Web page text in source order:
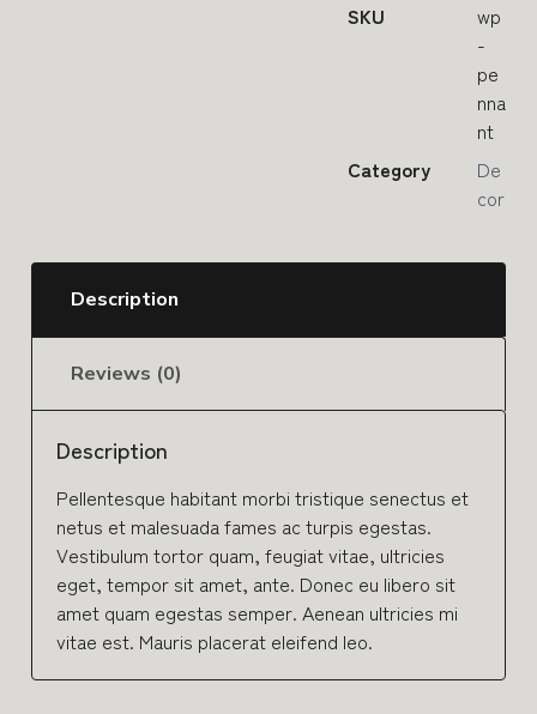
SKU
wp
-
pe
nna
nt
Category
De
cor
Description
Reviews (0)
Description
Pellentesque habitant morbi tristique senectus et
netus et malesuada fames ac turpis egestas.
Vestibulum tortor quam, feugiat vitae, ultricies
eget, tempor sit amet, ante. Donec eu libero sit
amet quam egestas semper. Aenean ultricies mi
vitae est. Mauris placerat eleifend leo.